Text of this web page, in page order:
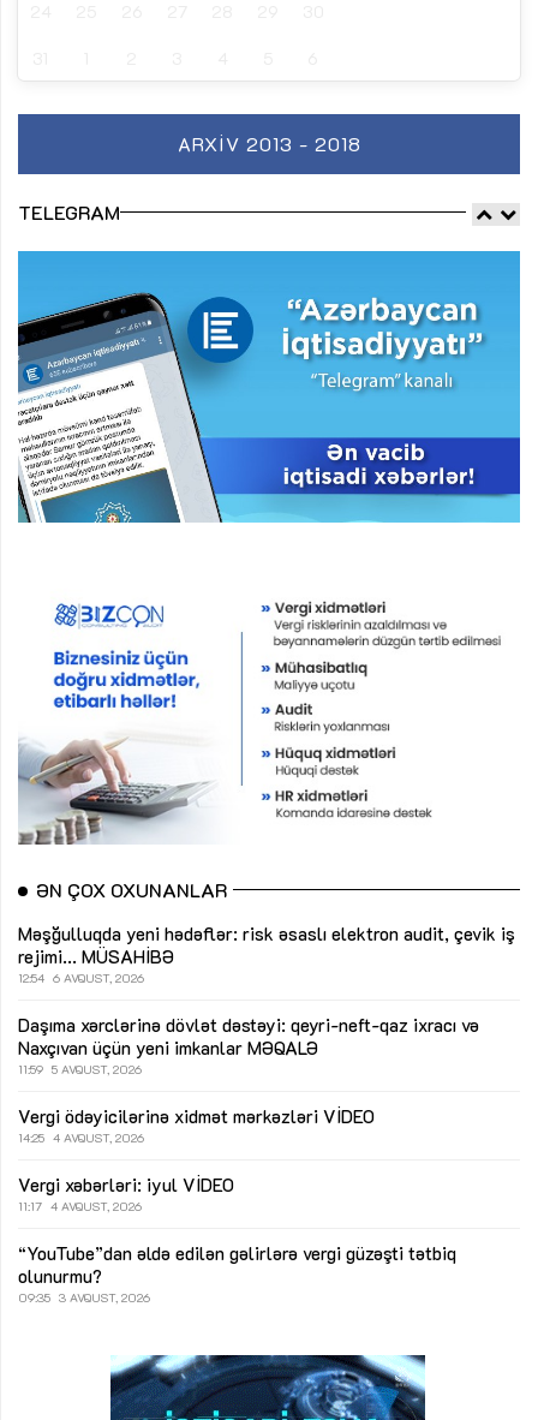
ARXIV 2013 - 2018
TELEGRAM
ƏN ÇOX OXUNANLAR
Məşğulluqda yeni hədəflər: risk əsaslı elektron audit, çevik iş
rejimi... MÜSAHİBƏ
12:54 6 AVQUST, 2026
Daşıma xərclərinə dövlət dəstəyi: qeyri-neft-qaz ixracı və
Naxçıvan üçün yeni imkanlar MƏQALƏ
11:59 5 AVQUST, 2026
Vergi ödəyicilərinə xidmət mərkəzləri VİDEO
14:25 4 AVQUST, 2026
Vergi xəbərləri: iyul VİDEO
11:17 4 AVQUST, 2026
“YouTube”dan əldə edilən gəlirlərə vergi güzəşti tətbiq
olunurmu?
09:35 3 AVQUST, 2026